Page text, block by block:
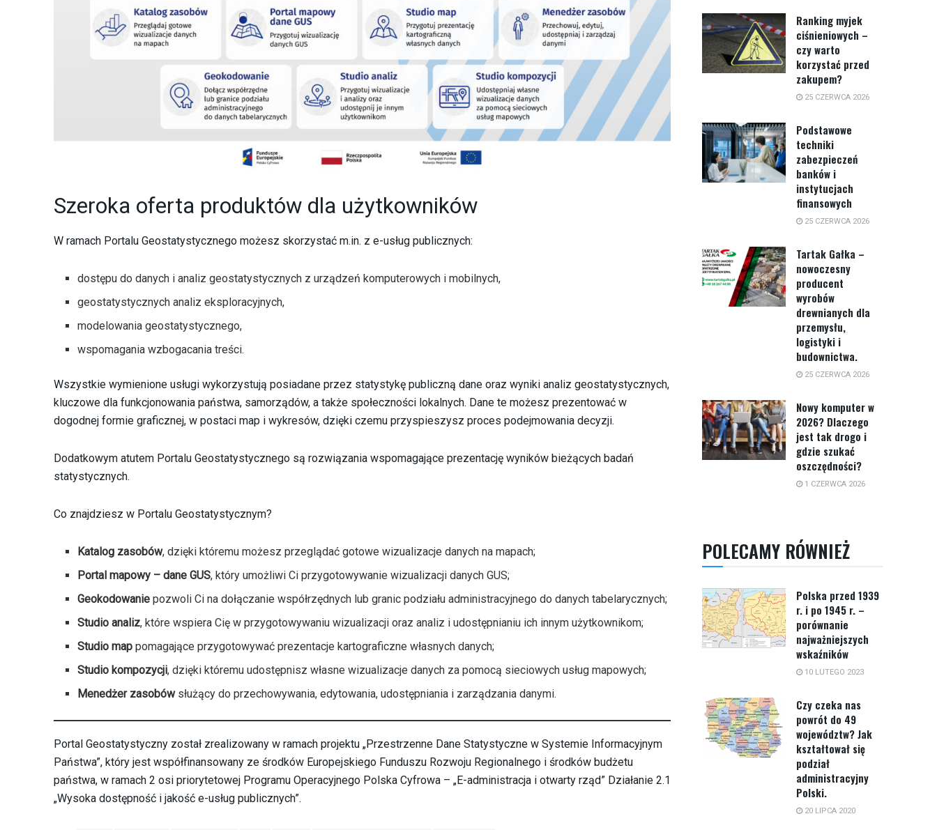
Szeroka oferta produktów dla użytkowników
W ramach Portalu Geostatystycznego możesz skorzystać m.in. z e-usług publicznych:
dostępu do danych i analiz geostatystycznych z urządzeń komputerowych i mobilnych,
geostatystycznych analiz eksploracyjnych,
modelowania geostatystycznego,
wspomagania wzbogacania treści.
Wszystkie wymienione usługi wykorzystują posiadane przez statystykę publiczną dane oraz wyniki analiz geostatystycznych,
kluczowe dla funkcjonowania państwa, samorządów, a także społeczności lokalnych. Dane te możesz prezentować w
dogodnej formie graficznej, w postaci map i wykresów, dzięki czemu przyspieszysz proces podejmowania decyzji.
Dodatkowym atutem Portalu Geostatystycznego są rozwiązania wspomagające prezentację wyników bieżących badań
statystycznych.
Co znajdziesz w Portalu Geostatystycznym?
Katalog zasobów, dzięki któremu możesz przeglądać gotowe wizualizacje danych na mapach;
Portal mapowy – dane GUS, który umożliwi Ci przygotowywanie wizualizacji danych GUS;
Geokodowanie pozwoli Ci na dołączanie współrzędnych lub granic podziału administracyjnego do danych tabelarycznych;
Studio analiz, które wspiera Cię w przygotowywaniu wizualizacji oraz analiz i udostępnianiu ich innym użytkownikom;
Studio map pomagające przygotowywać prezentacje kartograficzne własnych danych;
Studio kompozycji, dzięki któremu udostępnisz własne wizualizacje danych za pomocą sieciowych usług mapowych;
Menedżer zasobówsłużący do przechowywania, edytowania, udostępniania i zarządzania danymi.
Portal Geostatystyczny został zrealizowany w ramach projektu „Przestrzenne Dane Statystyczne w Systemie Informacyjnym
Państwa”, który jest współfinansowany ze środków Europejskiego Funduszu Rozwoju Regionalnego i środków budżetu
państwa, w ramach 2 osi priorytetowej Programu Operacyjnego Polska Cyfrowa – „E-administracja i otwarty rząd” Działanie 2.1
„Wysoka dostępność i jakość e-usług publicznych”.
Ranking myjek
ciśnieniowych –
czy warto
korzystać przed
zakupem?
25 CZERWCA 2026
Podstawowe
techniki
zabezpieczeń
banków i
instytucjach
finansowych
25 CZERWCA 2026
Tartak Gałka –
nowoczesny
producent
wyrobów
drewnianych dla
przemysłu,
logistyki i
budownictwa.
25 CZERWCA 2026
Nowy komputer w
2026? Dlaczego
jest tak drogo i
gdzie szukać
oszczędności?
1 CZERWCA 2026
POLECAMY RÓWNIEŻ
Polska przed 1939
r. i po 1945 r. –
porównanie
najważniejszych
wskaźników
10 LUTEGO 2023
Czy czeka nas
powrót do 49
województw? Jak
kształtował się
podział
administracyjny
Polski.
20 LIPCA 2020